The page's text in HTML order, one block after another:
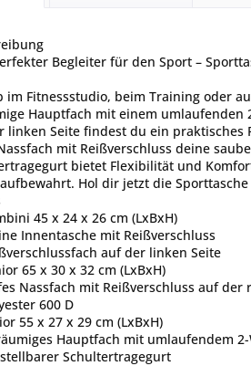
Begleiter für den Sport –
im Fitnessstudio, beim Training oder
Hauptfach mit einem umlaufenden
linken Seite findest du ein praktisches
mit Reißverschluss deine
bietet Flexibilität und
Hol dir jetzt die Sporttasche
45 x 24 x 26 cm (LxBxH)
Innentasche mit Reißverschluss
auf der linken Seite
65 x 30 x 32 cm (LxBxH)
Nassfach mit Reißverschluss auf der
600 D
55 x 27 x 29 cm (LxBxH)
Hauptfach mit umlaufendem
Schultertragegurt